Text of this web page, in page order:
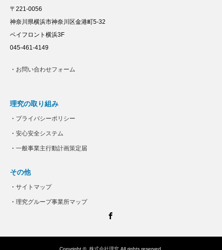
〒221-0056
神奈川県横浜市神奈川区金港町5-32
ベイフロント横浜3F
045-461-4149
・ お問い合わせフォーム
理究の取り組み
・ プライバシーポリシー
・ 安心安全システム
・ 一般事業主行動計画策定届
その他
・ サイトマップ
・ 理究グループ事業所マップ
Copyright © 株式会社理究 All rights reserved.